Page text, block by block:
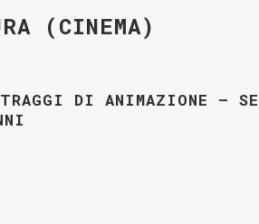
(CINEMA)
DI ANIMAZIONE –